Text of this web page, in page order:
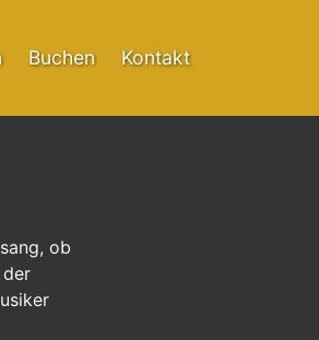
Buchen Kontakt
ob